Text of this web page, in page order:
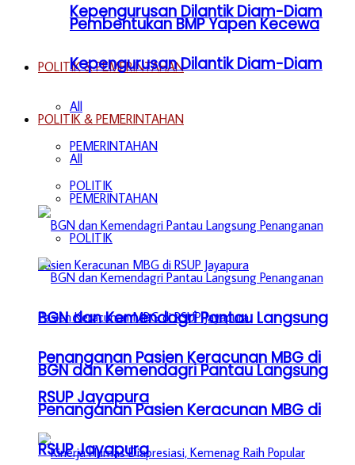
Kepengurusan Dilantik Diam-Diam
POLITIK & PEMERINTAHAN
All
PEMERINTAHAN
POLITIK
BGN dan Kemendagri Pantau Langsung
Penanganan Pasien Keracunan MBG di
RSUP Jayapura
Pembentukan BMP Yapen Kecewa
Kepengurusan Dilantik Diam-Diam
POLITIK & PEMERINTAHAN
All
PEMERINTAHAN
POLITIK
BGN dan Kemendagri Pantau Langsung
Penanganan Pasien Keracunan MBG di
RSUP Jayapura